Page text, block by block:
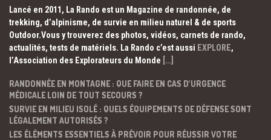
Lancé en 2011, La Rando est un Magazine de randonnée, de
trekking, d’alpinisme, de survie en milieu naturel & de sports
Outdoor.Vous y trouverez des photos, vidéos, carnets de rando,
actualités, tests de matériels. La Rando c’est aussi EXPLORE,
l’Association des Explorateurs du Monde […]
RANDONNÉE EN MONTAGNE : QUE FAIRE EN CAS D’URGENCE
MÉDICALE LOIN DE TOUT SECOURS ?
SURVIE EN MILIEU ISOLÉ : QUELS ÉQUIPEMENTS DE DÉFENSE SONT
LÉGALEMENT AUTORISÉS ?
LES ÉLÉMENTS ESSENTIELS À PRÉVOIR POUR RÉUSSIR VOTRE